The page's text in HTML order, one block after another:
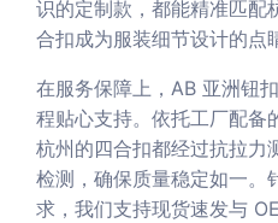
识的定制款，都能精准匹配
合扣成为服装细节设计的点
在服务保障上，AB 亚洲钮
程贴心支持。依托工厂配备
杭州的四合扣都经过抗拉力
检测，确保质量稳定如一。
求，我们支持现货速发与